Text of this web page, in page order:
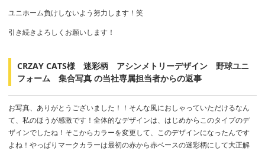
ユニホーム負けしないよう努力します！笑
引き続きよろしくお願いします！
CRZAY CATS様 迷彩柄 アシンメトリーデザイン 野球ユニ
フォーム 集合写真 の当社専属担当者からの返事
お写真、ありがとうございました！！そんな風におしゃっていただけるなん
て、私のほうが感激です！全体的なデザインは、はじめからこのタイプのデ
ザインでしたね！そこからカラーを変更して、このデザインになったんです
よね！やっぱりマークカラーは最初の赤から赤ベースの迷彩柄にして大正解